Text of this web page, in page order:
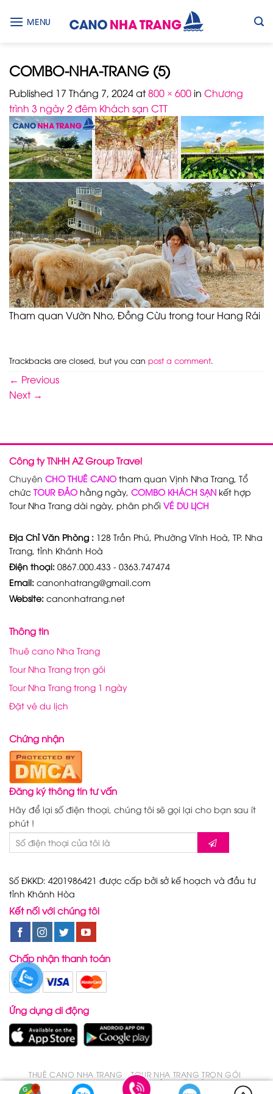
MENU
COMBO-NHA-TRANG (5)
Published 17 Tháng 7, 2024at800 × 600 in Chương
trình 3 ngày 2 đêm Khách sạn CTT
Tham quan Vườn Nho, Đồng Cừu trong tour Hang Rái
Trackbacks are closed, but you can post a comment.
← Previous
Next →
Công ty TNHH AZ Group Travel
Chuyên CHO THUÊ CANO tham quan Vịnh Nha Trang, Tổ
chức TOUR ĐẢO hằng ngày, COMBO KHÁCH SẠN kết hợp
Tour Nha Trang dài ngày, phân phối VÉ DU LỊCH
Địa Chỉ Văn Phòng : 128 Trần Phú, Phường Vĩnh Hoà, TP. Nha
Trang, tỉnh Khánh Hoà
Điện thoại: 0867.000.433 - 0363.747474
Email: canonhatrang@gmail.com
Website: canonhatrang.net
Thông tin
Thuê cano Nha Trang
Tour Nha Trang trọn gói
Tour Nha Trang trong 1 ngày
Đặt vé du lịch
Chứng nhận
Đăng ký thông tin tư vấn
Hãy để lại số điện thoại, chúng tôi sẽ gọi lại cho bạn sau ít
phút !
Số ĐKKD: 4201986421 được cấp bởi sở kế hoạch và đầu tư
tỉnh Khánh Hòa
Kết nối với chúng tôi
Chấp nhận thanh toán
Ứng dụng di động
THUÊ CANO NHA TRANG
TOUR NHA TRANG TRỌN GÓI
TOUR NHA TRANG TRONG 1 NGÀY
ĐẶT VÉ DU LỊCH